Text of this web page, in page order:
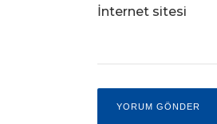
İnternet sitesi